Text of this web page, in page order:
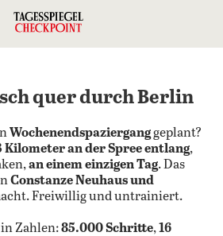
quer durch Berlin
Wochenendspazierganggeplant?
Kilometer an der Spree entlang,
an einem einzigen Tag. Das
Constanze Neuhaus und
Freiwillig und untrainiert.
Zahlen:85.000 Schritte,16